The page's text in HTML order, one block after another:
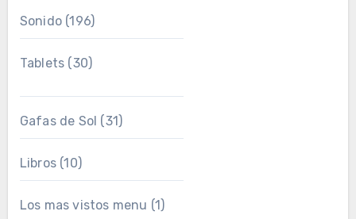
Sonido(196)
Tablets (30)
Gafas de Sol (31)
Libros(10)
Los mas vistos menu (1)